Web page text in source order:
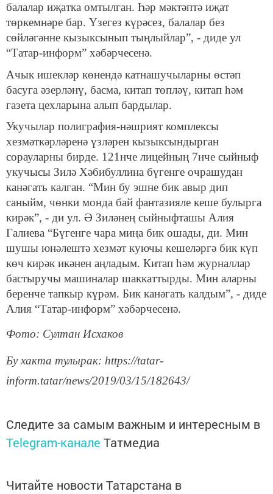
балалар иҗатка омтылган. Һәр мәктәптә иҗат
төркемнәре бар. Үзегез күрәсез, балалар без
сөйләгәнне кызыксынып тыңлыйлар”, - диде ул
“Татар-информ” хәбәрчесенә.
Ачык ишекләр көнендә катнашучыларны өстәп
басуга әзерләнү, басма, китап төпләү, китап һәм
газета цехларына алып бардылар.
Укучылар полиграфия-нәшрият комплексы
хезмәткәрләренә үзләрен кызыксындырган
сорауларны бирде. 121нче лицейның 7нче сыйныф
укучысы Зилә Хәбибуллина бүгенге очрашудан
канәгать калган. “Мин бу эшне бик авыр дип
саныйм, чөнки монда бай фантазияле кеше булырга
кирәк”, - ди ул. Ә Зиләнең сыйныфташы Алия
Галиева “Бүгенге чара миңа бик ошады, ди. Мин
шушы юнәлештә хезмәт куючы кешеләргә бик күп
көч кирәк икәнен аңладым. Китап һәм журналлар
бастыручы машиналар шаккаттырды. Мин аларны
беренче тапкыр күрәм. Бик канәгать калдым”, - диде
Алия “Татар-информ” хәбәрчесенә.
Фото: Султан Исхаков
Бу хакта тулырак: https://tatar-
inform.tatar/news/2019/03/15/182643/
Следите за самым важным и интересным в
Telegram-канале Татмедиа
Читайте новости Татарстана в